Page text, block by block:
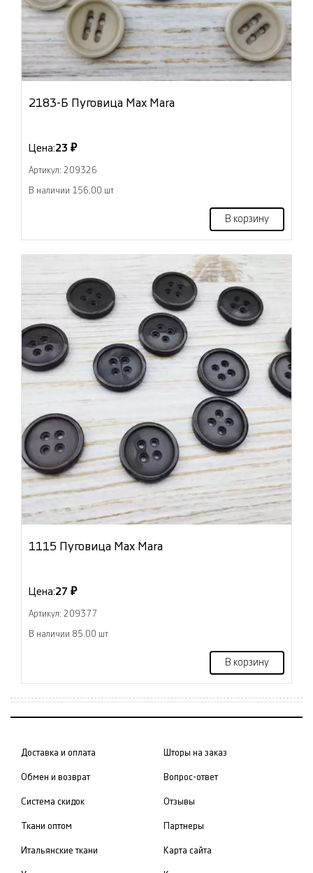
2183-Б Пуговица Max Mara
Цена:23 ₽
Артикул: 209326
В наличии 156.00 шт
В корзину
1115 Пуговица Max Mara
Цена:27 ₽
Артикул: 209377
В наличии 85.00 шт
В корзину
Доставка и оплата
Обмен и возврат
Система скидок
Ткани оптом
Итальянские ткани
Шторы на заказ
Вопрос-ответ
Отзывы
Партнеры
Карта сайта